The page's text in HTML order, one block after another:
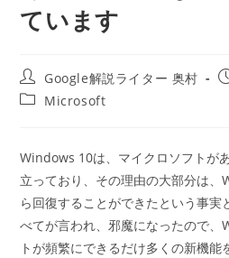
ています
投
稿
者:
Google解説ライター 奥村
投
テ
ゴ
リ
ー:
Microsoft
Windows 10は、マイクロソフトが
立っており、その理由の大部分は
ら回復することができたという事実
べてが言われ、邪魔になったので
トが頻繁にできるだけ多くの新機